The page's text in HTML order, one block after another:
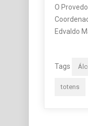
O
Edvaldo
Tags
totens